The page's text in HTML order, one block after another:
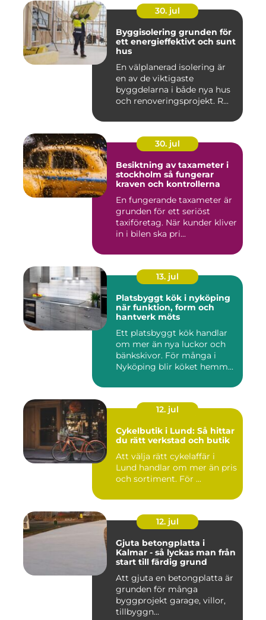
30. jul
Byggisolering grunden för
ett energieffektivt och sunt
hus
En välplanerad isolering är
en av de viktigaste
byggdelarna i både nya hus
och renoveringsprojekt. R...
30. jul
Besiktning av taxameter i
stockholm så fungerar
kraven och kontrollerna
En fungerande taxameter är
grunden för ett seriöst
taxiföretag. När kunder kliver
in i bilen ska pri...
13. jul
Platsbyggt kök i nyköping
när funktion, form och
hantverk möts
Ett platsbyggt kök handlar
om mer än nya luckor och
bänkskivor. För många i
Nyköping blir köket hemm...
12. jul
Cykelbutik i Lund: Så hittar
du rätt verkstad och butik
Att välja rätt cykelaffär i
Lund handlar om mer än pris
och sortiment. För ...
12. jul
Gjuta betongplatta i
Kalmar - så lyckas man från
start till färdig grund
Att gjuta en betongplatta är
grunden för många
byggprojekt garage, villor,
tillbyggn...